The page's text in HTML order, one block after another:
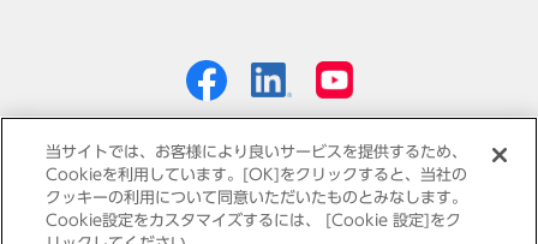
個人情報保護方針 免責事項 サイトマップ
当サイトでは、お客様により良いサービスを提供するため、
Cookieを利用しています。[OK]をクリックすると、当社の
クッキーの利用について同意いただいたものとみなします。
Cookie設定をカスタマイズするには、 [Cookie 設定]をク